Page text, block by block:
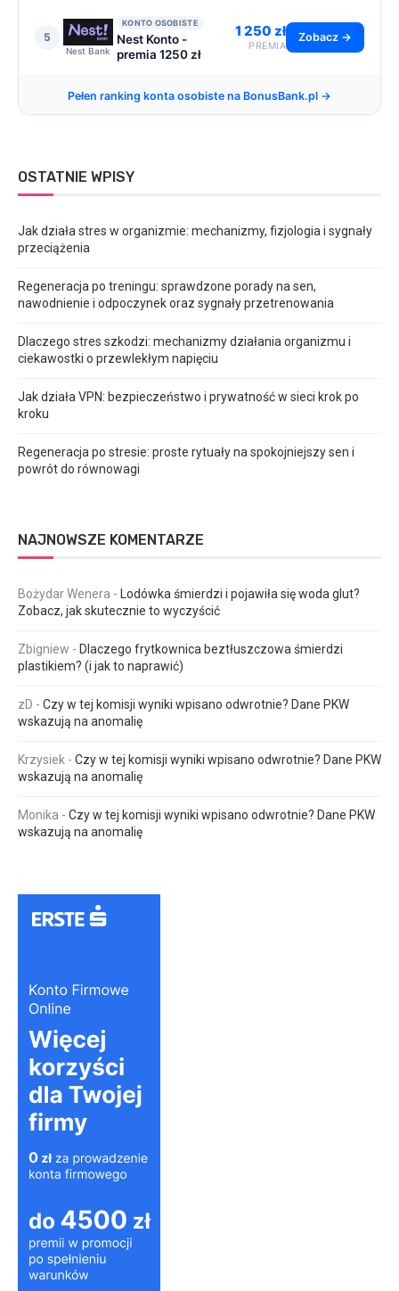
5
Nest Bank
KONTO OSOBISTE
Nest Konto -
premia 1250 zł
1 250 zł
PREMIA
Zobacz →
Pełen ranking konta osobiste na BonusBank.pl →
OSTATNIE WPISY
Jak działa stres w organizmie: mechanizmy, fizjologia i sygnały
przeciążenia
Regeneracja po treningu: sprawdzone porady na sen,
nawodnienie i odpoczynek oraz sygnały przetrenowania
Dlaczego stres szkodzi: mechanizmy działania organizmu i
ciekawostki o przewlekłym napięciu
Jak działa VPN: bezpieczeństwo i prywatność w sieci krok po
kroku
Regeneracja po stresie: proste rytuały na spokojniejszy sen i
powrót do równowagi
NAJNOWSZE KOMENTARZE
Bożydar Wenera -
Lodówka śmierdzi i pojawiła się woda glut?
Zobacz, jak skutecznie to wyczyścić
Zbigniew - Dlaczego frytkownica beztłuszczowa śmierdzi
plastikiem? (i jak to naprawić)
zD - Czy w tej komisji wyniki wpisano odwrotnie? Dane PKW
wskazują na anomalię
Krzysiek - Czy w tej komisji wyniki wpisano odwrotnie? Dane PKW
wskazują na anomalię
Monika - Czy w tej komisji wyniki wpisano odwrotnie? Dane PKW
wskazują na anomalię